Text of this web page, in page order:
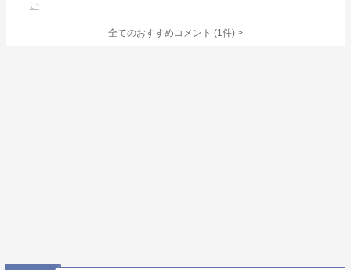
い
全てのおすすめコメント (1件) >